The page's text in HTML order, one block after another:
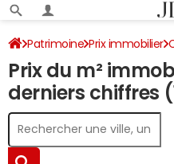
Patrimoine Prix immobilier
Prix du m²
derniers chiffres